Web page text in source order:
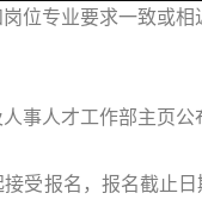
位专业要求一致或相
事人才工作部主页公
接受报名，报名截止